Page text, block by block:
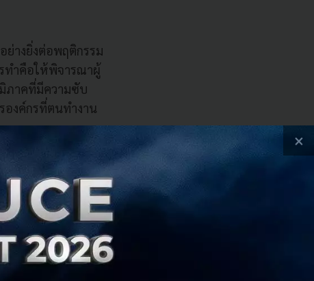
างยิ่งต่อพฤติกรรม
ทำคือให้พิจารณาผู้
ภาคที่มีความซับ
องค์กรที่ตนทำงาน
บว่ามีแผนจะใช้
ลน์ ผู้ซื้อในญี่ปุ่นซื้อ
ทั้งคู่ ขณะ
นค้าทางออนไลน์
×